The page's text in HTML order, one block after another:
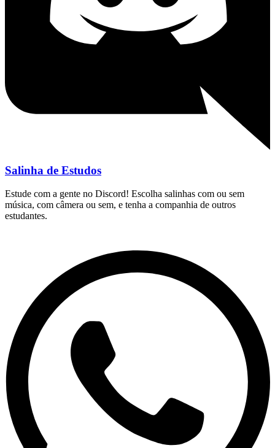
Salinha de Estudos
Estude com a gente no Discord! Escolha salinhas com ou sem
música, com câmera ou sem, e tenha a companhia de outros
estudantes.